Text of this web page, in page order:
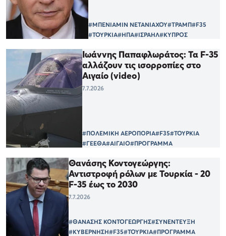
#ΜΠΕΝΙΑΜΙΝ ΝΕΤΑΝΙΑΧΟΥ#ΤΡΑΜΠ#F35
#ΤΟΥΡΚΙΑ#ΗΠΑ#ΙΣΡΑΗΛ#ΚΥΠΡΟΣ
Ιωάννης Παπαφλωράτος: Τα F-35
αλλάζουν τις ισορροπίες στο
Αιγαίο (video)
7.7.2026
#ΠΟΛΕΜΙΚΗ ΑΕΡΟΠΟΡΙΑ#F35#ΤΟΥΡΚΙΑ
#ΓΕΕΘΑ#ΑΙΓΑΙΟ#ΠΡΟΓΡΑΜΜΑ
Θανάσης Κοντογεώργης:
Αντιστροφή ρόλων με Τουρκία - 20
F-35 έως το 2030
7.7.2026
#ΘΑΝΑΣΗΣ ΚΟΝΤΟΓΕΩΡΓΗΣ#ΣΥΝΕΝΤΕΥΞΗ
#ΚΥΒΕΡΝΗΣΗ#F35#ΤΟΥΡΚΙΑ#ΠΡΟΓΡΑΜΜΑ